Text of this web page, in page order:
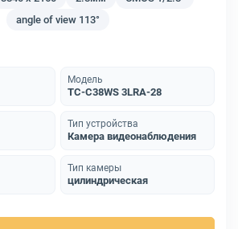
angle of view 113°
Модель
TC-C38WS 3LRA-28
Тип устройства
Камера видеонаблюдения
Тип камеры
цилиндрическая